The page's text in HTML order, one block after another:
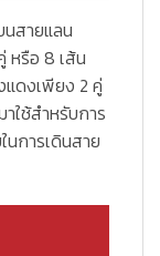
นสายแลน
หรือ 8 เส้น
แดงเพียง 2 คู่
ใช้สำหรับการ
นการเดินสาย